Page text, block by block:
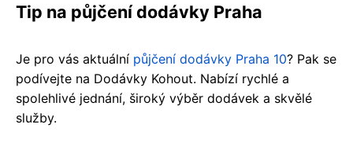
Tip na půjčení dodávky Praha
Je pro vás aktuální půjčení dodávky Praha 10? Pak se
podívejte na Dodávky Kohout. Nabízí rychlé a
spolehlivé jednání, široký výběr dodávek a skvělé
služby.